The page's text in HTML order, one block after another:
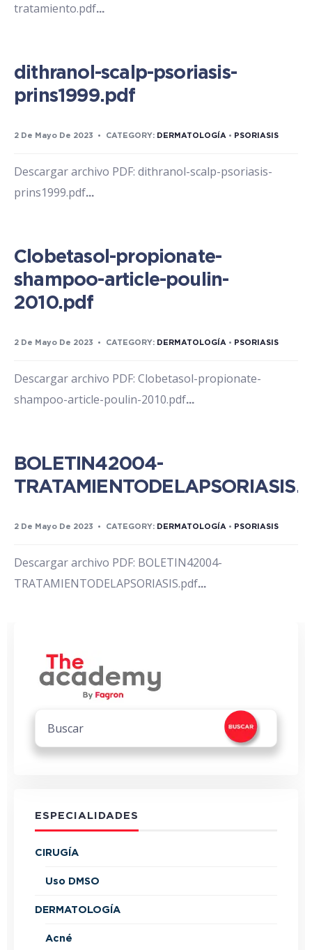
tratamiento.pdf...
dithranol-scalp-psoriasis-
prins1999.pdf
2 De Mayo De 2023 • CATEGORY: DERMATOLOGÍA • PSORIASIS
Descargar archivo PDF: dithranol-scalp-psoriasis-
prins1999.pdf...
Clobetasol-propionate-
shampoo-article-poulin-
2010.pdf
2 De Mayo De 2023 • CATEGORY: DERMATOLOGÍA • PSORIASIS
Descargar archivo PDF: Clobetasol-propionate-
shampoo-article-poulin-2010.pdf...
BOLETIN42004-
2 De Mayo De 2023 • CATEGORY: DERMATOLOGÍA • PSORIASIS
Descargar archivo PDF: BOLETIN42004-
TRATAMIENTODELAPSORIASIS.pdf...
ESPECIALIDADES
CIRUGÍA
Uso DMSO
DERMATOLOGÍA
Acné